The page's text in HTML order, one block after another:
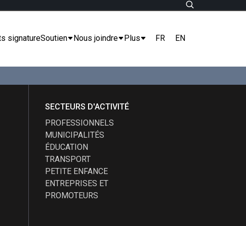
signatureSoutien Nous joindre Plus FR EN
SECTEURS D'ACTIVITÉ
PROFESSIONNELS
MUNICIPALITÉS
ÉDUCATION
TRANSPORT
PETITE ENFANCE
ENTREPRISES ET
PROMOTEURS